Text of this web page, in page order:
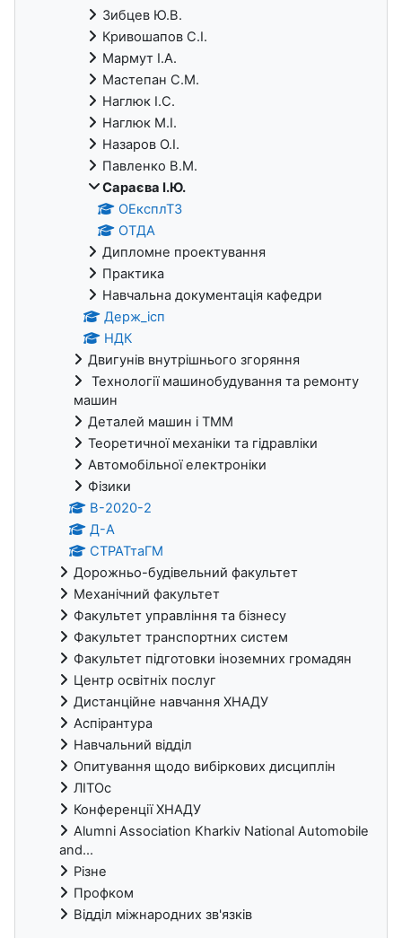
Зибцев Ю.В.
Кривошапов С.І.
Мармут І.А.
Мастепан С.М.
Наглюк І.С.
Наглюк М.І.
Назаров О.І.
Павленко В.М.
Сараєва І.Ю.
ОЕксплТЗ
ОТДА
Дипломне проектування
Практика
Навчальна документація кафедри
Держ_ісп
НДК
Двигунів внутрішнього згоряння
Технології машинобудування та ремонту
машин
Деталей машин і ТММ
Теоретичної механіки та гідравліки
Автомобільної електроніки
Фізики
В-2020-2
Д-А
СТРАТтаГМ
Дорожньо-будівельний факультет
Механічний факультет
Факультет управління та бізнесу
Факультет транспортних систем
Факультет підготовки іноземних громадян
Центр освітніх послуг
Дистанційне навчання ХНАДУ
Аспірантура
Навчальний відділ
Опитування щодо вибіркових дисциплін
ЛІТОс
Конференції ХНАДУ
Alumni Association Kharkiv National Automobile
and...
Різне
Профком
Відділ міжнародних зв'язків